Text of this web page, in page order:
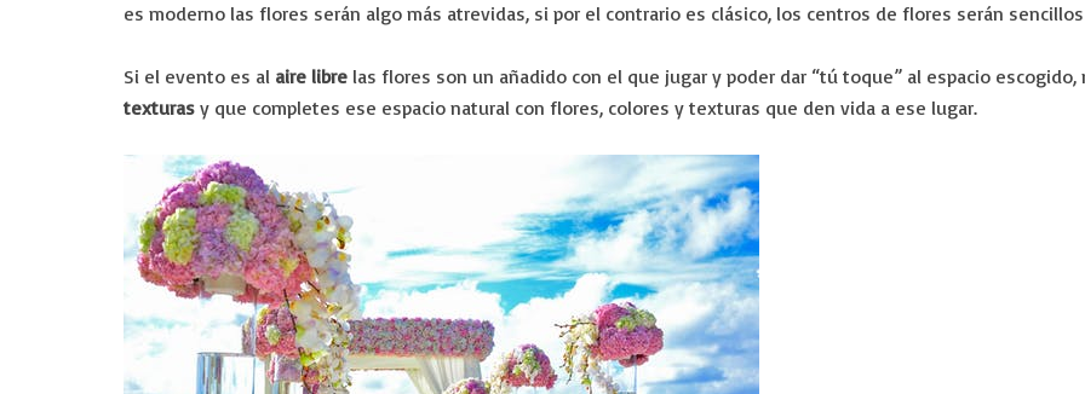
es moderno las flores serán algo más atrevidas, si por el contrario es clásico, los centros de flores serán
Si el evento es al aire libre las flores son un añadido con el que jugar y poder dar “tú toque” al espacio
texturas y que completes ese espacio natural con flores, colores y texturas que den vida a ese lugar.